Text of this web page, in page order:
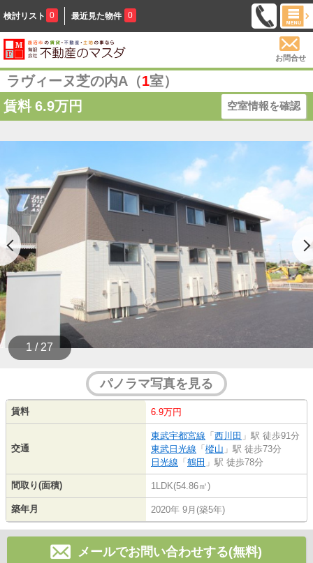
検討リスト 0 最近見た物件 0
お問合せ
ラヴィーヌ芝の内A（1室）
賃料 6.9万円 空室情報を確認
1 / 27
パノラマ写真を見る
賃料 6.9万円
交通
東武宇都宮線 「 西川田 」駅 徒歩91分
東武日光線 「 樅山 」駅 徒歩73分
日光線 「 鶴田 」駅 徒歩78分
間取り(面積) 1LDK(54.86㎡)
築年月 2020年 9月(築5年)
メールでお問い合わせする(無料)